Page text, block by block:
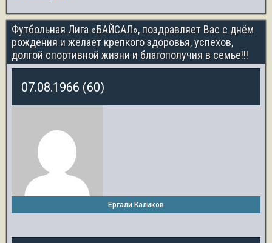
Футбольная Лига «БАЙСАЛ», поздравляет Вас с днём
рождения и желает крепкого здоровья, успехов,
долгой спортивной жизни и благополучия в семье!!!
07.08.1966 (60)
Ергали Каликов